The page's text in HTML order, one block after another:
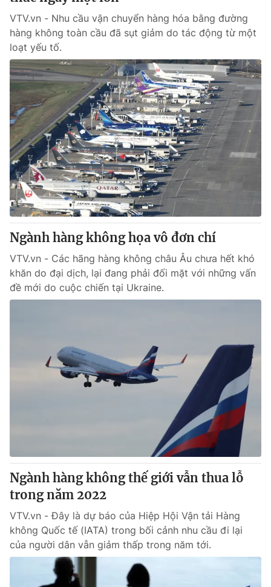
VTV.vn - Nhu cầu vận chuyển hàng hóa bằng đường
hàng không toàn cầu đã sụt giảm do tác động từ một
loạt yếu tố.
Ngành hàng không họa vô đơn chí
VTV.vn - Các hãng hàng không châu Âu chưa hết khó
khăn do đại dịch, lại đang phải đối mặt với những vấn
đề mới do cuộc chiến tại Ukraine.
Ngành hàng không thế giới vẫn thua lỗ
trong năm 2022
VTV.vn - Đây là dự báo của Hiệp Hội Vận tải Hàng
không Quốc tế (IATA) trong bối cảnh nhu cầu đi lại
của người dân vẫn giảm thấp trong năm tới.